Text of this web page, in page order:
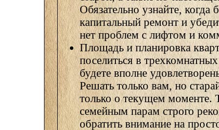
Обязательно узнайте, когда
капитальный ремонт и
нет проблем с лифтом и
Площадь и планировка
поселиться в
будете вполне
Решать только вам, но
только о текущем моменте.
семейным парам строго
обратить внимание на